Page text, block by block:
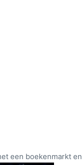
een boekenmarkt